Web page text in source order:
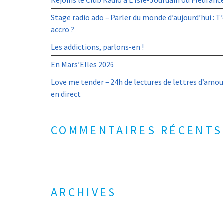
Stage radio ado – Parler du monde d’aujourd’hui :
accro ?
Les addictions, parlons-en !
En Mars’Elles 2026
Love me tender – 24h de lectures de lettres
en direct
COMMENTAIRES RÉCENTS
ARCHIVES